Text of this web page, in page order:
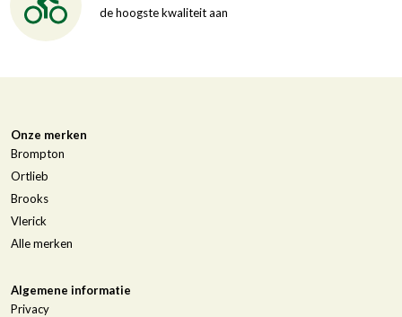
de hoogste kwaliteit aan
Onze merken
Brompton
Ortlieb
Brooks
Vlerick
Alle merken
Algemene informatie
Privacy